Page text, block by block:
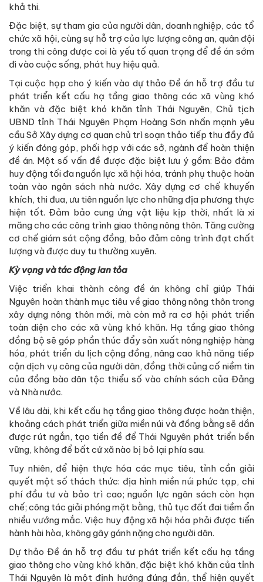
khả thi.
Đặc biệt, sự tham gia của người dân, doanh nghiệp, các tổ
chức xã hội, cùng sự hỗ trợ của lực lượng công an, quân đội
trong thi công được coi là yếu tố quan trọng để đề án sớm
đi vào cuộc sống, phát huy hiệu quả.
Tại cuộc họp cho ý kiến vào dự thảo Đề án hỗ trợ đầu tư
phát triển kết cấu hạ tầng giao thông các xã vùng khó
khăn và đặc biệt khó khăn tỉnh Thái Nguyên, Chủ tịch
UBND tỉnh Thái Nguyên Phạm Hoàng Sơn nhấn mạnh yêu
cầu Sở Xây dựng cơ quan chủ trì soạn thảo tiếp thu đầy đủ
ý kiến đóng góp, phối hợp với các sở, ngành để hoàn thiện
đề án. Một số vấn đề được đặc biệt lưu ý gồm: Bảo đảm
huy động tối đa nguồn lực xã hội hóa, tránh phụ thuộc hoàn
toàn vào ngân sách nhà nước. Xây dựng cơ chế khuyến
khích, thi đua, ưu tiên nguồn lực cho những địa phương thực
hiện tốt. Đảm bảo cung ứng vật liệu kịp thời, nhất là xi
măng cho các công trình giao thông nông thôn. Tăng cường
cơ chế giám sát cộng đồng, bảo đảm công trình đạt chất
lượng và được duy tu thường xuyên.
Kỳ vọng và tác động lan tỏa
Việc triển khai thành công đề án không chỉ giúp Thái
Nguyên hoàn thành mục tiêu về giao thông nông thôn trong
xây dựng nông thôn mới, mà còn mở ra cơ hội phát triển
toàn diện cho các xã vùng khó khăn. Hạ tầng giao thông
đồng bộ sẽ góp phần thúc đẩy sản xuất nông nghiệp hàng
hóa, phát triển du lịch cộng đồng, nâng cao khả năng tiếp
cận dịch vụ công của người dân, đồng thời củng cố niềm tin
của đồng bào dân tộc thiểu số vào chính sách của Đảng
và Nhà nước.
Về lâu dài, khi kết cấu hạ tầng giao thông được hoàn thiện,
khoảng cách phát triển giữa miền núi và đồng bằng sẽ dần
được rút ngắn, tạo tiền đề để Thái Nguyên phát triển bền
vững, không để bất cứ xã nào bị bỏ lại phía sau.
Tuy nhiên, để hiện thực hóa các mục tiêu, tỉnh cần giải
quyết một số thách thức: địa hình miền núi phức tạp, chi
phí đầu tư và bảo trì cao; nguồn lực ngân sách còn hạn
chế; công tác giải phóng mặt bằng, thủ tục đất đai tiềm ẩn
nhiều vướng mắc. Việc huy động xã hội hóa phải được tiến
hành hài hòa, không gây gánh nặng cho người dân.
Dự thảo Đề án hỗ trợ đầu tư phát triển kết cấu hạ tầng
giao thông cho vùng khó khăn, đặc biệt khó khăn của tỉnh
Thái Nguyên là một định hướng đúng đắn, thể hiện quyết